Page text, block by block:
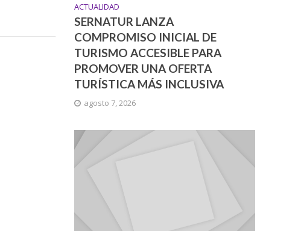
ACTUALIDAD
SERNATUR LANZA
COMPROMISO INICIAL DE
TURISMO ACCESIBLE PARA
PROMOVER UNA OFERTA
TURÍSTICA MÁS INCLUSIVA
agosto 7, 2026